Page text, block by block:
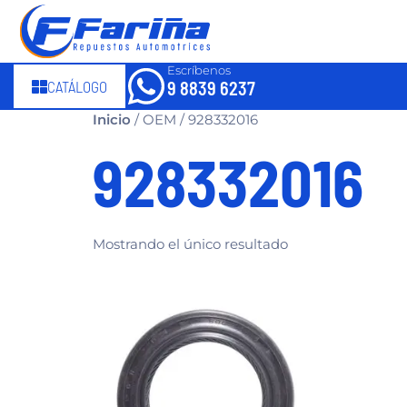
CATÁLOGO
Escríbenos
9 8839 6237
Inicio / OEM / 928332016
928332016
Mostrando el único resultado